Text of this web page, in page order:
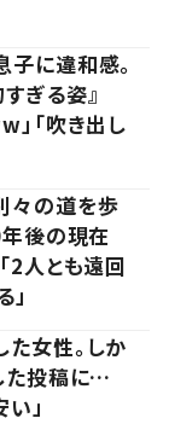
に違和感。
ぎる姿』
「吹き出し
々の道を歩
後の現在
人とも遠回
女性。しか
た投稿に…
」